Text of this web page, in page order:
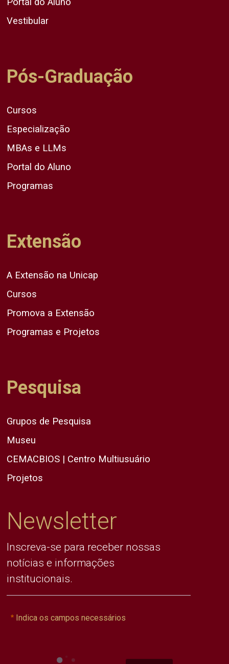
Vestibular
Pós-Graduação
Cursos
Especialização
MBAs e LLMs
Portal do Aluno
Programas
Extensão
A Extensão na Unicap
Cursos
Promova a Extensão
Programas e Projetos
Pesquisa
Grupos de Pesquisa
Museu
CEMACBIOS | Centro Multiusuário
Projetos
Newsletter
Inscreva-se para receber nossas
notícias e informações
institucionais.
Indica os campos necessários